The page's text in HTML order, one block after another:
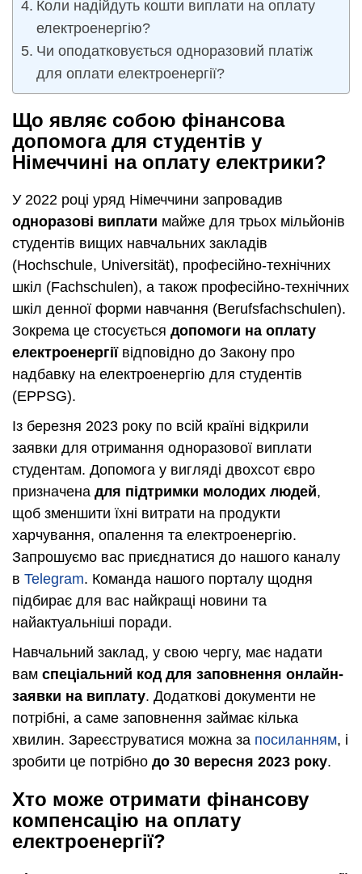
Коли надійдуть кошти виплати на оплату
електроенергію?
Чи оподатковується одноразовий платіж
для оплати електроенергії?
Що являє собою фінансова
допомога для студентів у
Німеччині на оплату електрики?
У 2022 році уряд Німеччини запровадив
одноразові виплати майже для трьох мільйонів
студентів вищих навчальних закладів
(Hochschule, Universität), професійно-технічних
шкіл (Fachschulen), а також професійно-технічних
шкіл денної форми навчання (Berufsfachschulen).
Зокрема це стосується допомоги на оплату
електроенергіївідповідно до Закону про
надбавку на електроенергію для студентів
(EPPSG).
Із березня 2023 року по всій країні відкрили
заявки для отримання одноразової виплати
студентам. Допомога у вигляді двохсот євро
призначена для підтримки молодих людей,
щоб зменшити їхні витрати на продукти
харчування, опалення та електроенергію.
Запрошуємо вас приєднатися до нашого каналу
в Telegram. Команда нашого порталу щодня
підбирає для вас найкращі новини та
найактуальніші поради.
Навчальний заклад, у свою чергу, має надати
вам спеціальний код для заповнення онлайн-
заявки на виплату. Додаткові документи не
потрібні, а саме заповнення займає кілька
хвилин. Зареєструватися можна за посиланням, і
зробити це потрібно до 30 вересня 2023 року.
Хто може отримати фінансову
компенсацію на оплату
електроенергії?